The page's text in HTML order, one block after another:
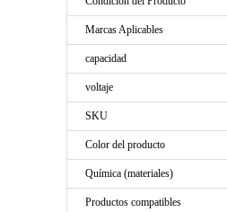
Marcas Aplicables
capacidad
voltaje
SKU
Color del producto
Química (materiales)
Productos compatibles